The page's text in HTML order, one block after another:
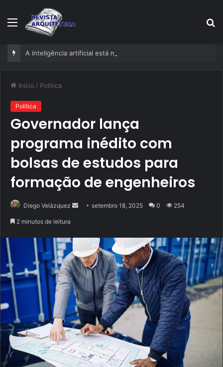
Menu
Início / Política
Política
Governador lança
programa inédito com
bolsas de estudos para
formação de engenheiros
Diego Velázquez
Mandesetembro 18, 2025 0 254
2 minutos de leitura